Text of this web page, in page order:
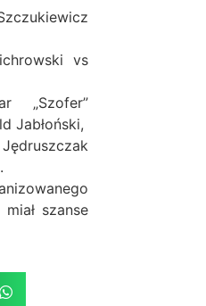
vs
„Szofer”
Jabłoński,
szanse